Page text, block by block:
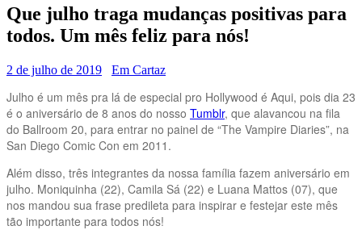
Que julho traga mudanças positivas para
todos. Um mês feliz para nós!
2 de julho de 2019 Em Cartaz
Julho é um mês pra lá de especial pro Hollywood é Aqui, pois dia 23
é o aniversário de 8 anos do nosso Tumblr, que alavancou na fila
do Ballroom 20, para entrar no painel de “The Vampire Diaries”, na
San Diego Comic Con em 2011.
Além disso, três integrantes da nossa família fazem aniversário em
julho. Moniquinha (22), Camila Sá (22) e Luana Mattos (07), que
nos mandou sua frase predileta para inspirar e festejar este mês
tão importante para todos nós!